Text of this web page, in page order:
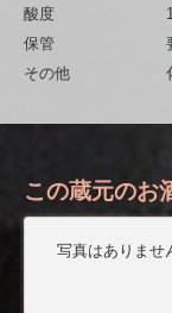
酸度
保管
その他
この蔵元のお
写真はありませ